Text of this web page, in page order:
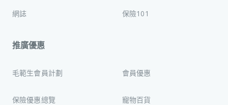
網誌 保險101
推廣優惠
毛範生會員計劃 會員優惠
保險優惠總覽 寵物百貨